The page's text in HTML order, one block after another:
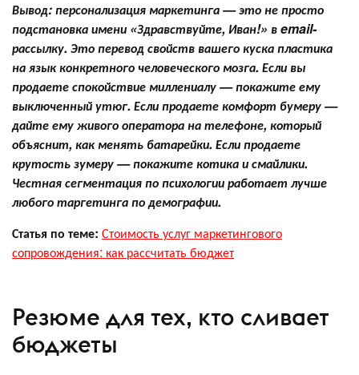
Вывод:персонализация маркетинга — это не просто
подстановка имени «Здравствуйте, Иван!» в email-
рассылку. Это перевод свойств вашего куска пластика
на язык конкретного человеческого мозга. Если вы
продаете спокойствие миллениалу — покажите ему
выключенный утюг. Если продаете комфорт бумеру —
дайте ему живого оператора на телефоне, который
объяснит, как менять батарейки. Если продаете
крутость зумеру — покажите котика и смайлики.
Честная сегментация по психологии работает лучше
любого таргетинга по демографии.
Статья по теме: Стоимость услуг маркетингового
сопровождения: как рассчитать бюджет
Резюме для тех, кто сливает
бюджеты